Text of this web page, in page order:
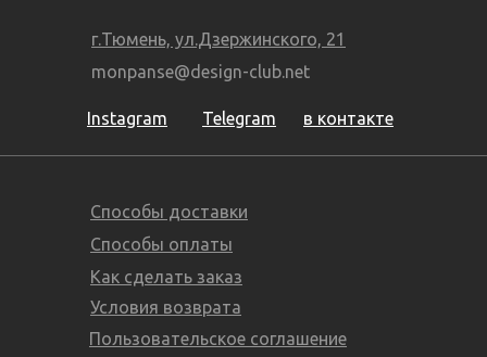
г.Тюмень, ул.Дзержинского, 21
monpanse@design-club.net
Instagram в контакте
Telegram
Пользовательское соглашение
Способы доставки
Способы оплаты
Как сделать заказ
Условия возврата